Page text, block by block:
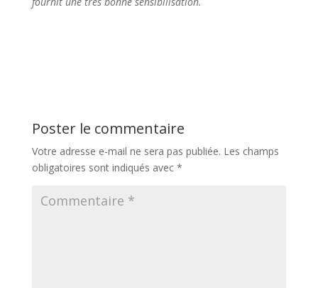
Poster le commentaire
Votre adresse e-mail ne sera pas publiée. Les champs
obligatoires sont indiqués avec *